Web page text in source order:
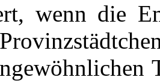
wenn die